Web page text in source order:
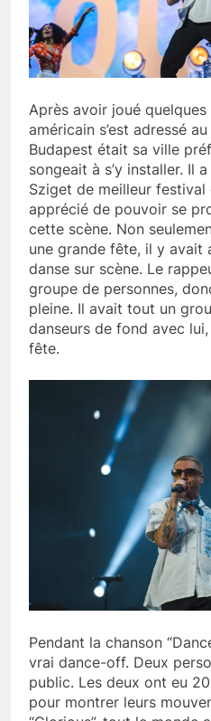
Après avoir joué
américain s’est adressé
Budapest était sa ville
songeait à s’y installer. Il
Sziget de meilleur
apprécié de pouvoir se
cette scène. Non
une grande fête, il y avait
danse sur scène. Le
groupe de personnes,
pleine. Il avait tout un
danseurs de fond avec
fête.
Pendant la chanson
vrai dance-off. Deux
public. Les deux ont eu
pour montrer leurs